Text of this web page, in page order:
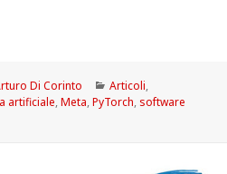
Di Corinto Categorie
Articoli,
artificiale,Meta,PyTorch, software